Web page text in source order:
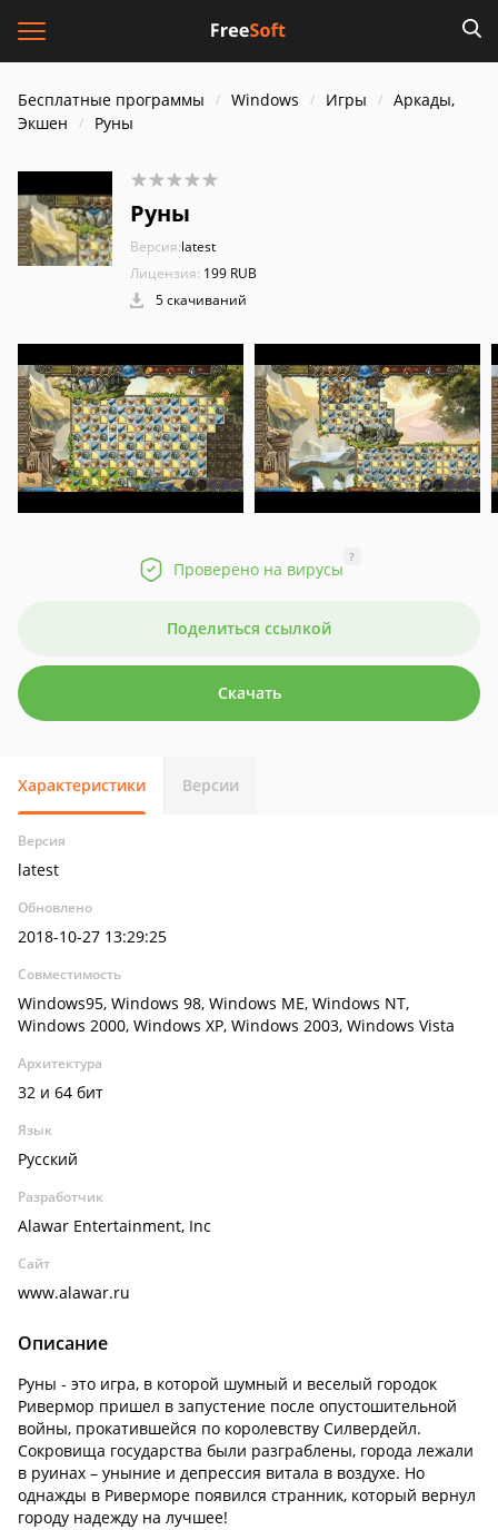
Бесплатные программы Windows Игры
Аркады,
Экшен
Руны
Руны
Версия:latest
Лицензия: 199 RUB
5 скачиваний
Проверено на вирусы
?
Поделиться ссылкой
Скачать
Характеристики Версии
Версия
latest
Обновлено
2018-10-27 13:29:25
Совместимость
Windows95, Windows 98, Windows ME, Windows NT,
Windows 2000, Windows XP, Windows 2003, Windows Vista
Архитектура
32 и 64 бит
Язык
Русский
Разработчик
Alawar Entertainment, Inc
Сайт
www.alawar.ru
Описание
Руны - это игра, в которой шумный и веселый городок
Ривермор пришел в запустение после опустошительной
войны, прокатившейся по королевству Силвердейл.
Сокровища государства были разграблены, города лежали
в руинах – уныние и депрессия витала в воздухе. Но
однажды в Риверморе появился странник, который вернул
городу надежду на лучшее!